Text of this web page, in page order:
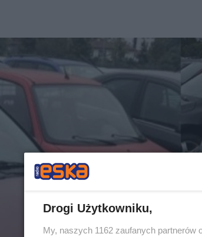
Drogi Użytkowniku,
My, naszych 1162 zaufanych